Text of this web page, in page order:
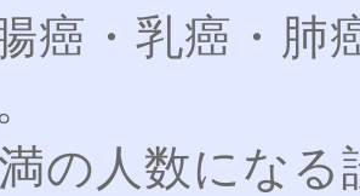
癌・乳癌・肺
の人数になる